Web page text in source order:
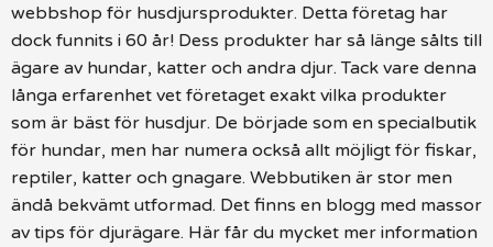
webbshop för husdjursprodukter. Detta företag har
dock funnits i 60 år! Dess produkter har så länge sålts till
ägare av hundar, katter och andra djur. Tack vare denna
långa erfarenhet vet företaget exakt vilka produkter
som är bäst för husdjur. De började som en specialbutik
för hundar, men har numera också allt möjligt för fiskar,
reptiler, katter och gnagare. Webbutiken är stor men
ändå bekvämt utformad. Det finns en blogg med massor
av tips för djurägare. Här får du mycket mer information